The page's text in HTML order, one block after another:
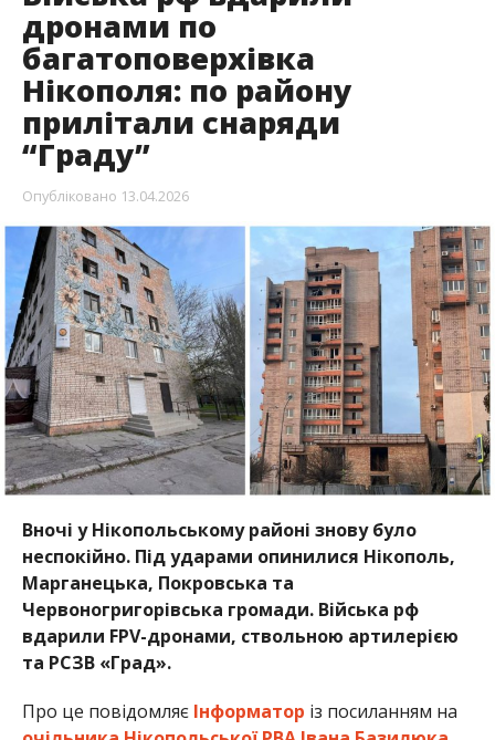
Вночі у Нікопольському районі знову було
неспокійно. Під ударами опинилися Нікополь,
Марганецька, Покровська та
Червоногригорівська громади. Війська рф
вдарили FPV-дронами, ствольною артилерією
та РСЗВ «Град».
Про це повідомляєІнформаторіз посиланням на
очільника Нікопольської РВА Івана Базилюка
Вночі 13 квітня у Марганці та Нікополі зафіксовані
удари дронами. Артилерійських обстрілів зазнали
Капулівка та Покровське. По Мар’ївці ворог
випустив близько 40 реактивних снарядів.
Внаслідок обстрілів пошкоджені багатоповерхові
На щастя, за попередньою інформацією, загиблих
та поранених немає.